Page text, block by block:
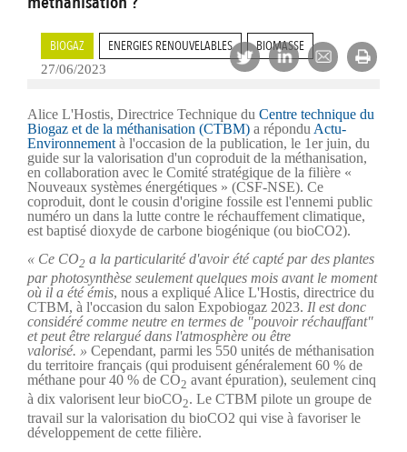
BIOGAZ ENERGIES RENOUVELABLES BIOMASSE
27/06/2023
Alice L'Hostis, Directrice Technique du Centre technique du
Biogaz et de la méthanisation (CTBM)a répondu Actu-
Environnementà l'occasion de la publication, le 1er juin, du
guide sur la valorisation d'un coproduit de la méthanisation,
en collaboration avec le Comité stratégique de la filière «
Nouveaux systèmes énergétiques » (CSF-NSE). Ce
coproduit, dont le cousin d'origine fossile est l'ennemi public
numéro un dans la lutte contre le réchauffement climatique,
est baptisé dioxyde de carbone biogénique (ou bioCO2).
« Ce CO2 a la particularité d'avoir été capté par des plantes
par photosynthèse seulement quelques mois avant le moment
où il a été émis, nous a expliqué Alice L'Hostis, directrice du
CTBM, à l'occasion du salon Expobiogaz 2023. Il est donc
considéré comme neutre en termes de "pouvoir réchauffant"
et peut être relargué dans l'atmosphère ou être
valorisé. » Cependant, parmi les 550 unités de méthanisation
du territoire français (qui produisent généralement 60 % de
méthane pour 40 % de CO2 avant épuration), seulement cinq
à dix valorisent leur bioCO2. Le CTBM pilote un groupe de
travail sur la valorisation du bioCO2 qui vise à favoriser le
développement de cette filière.